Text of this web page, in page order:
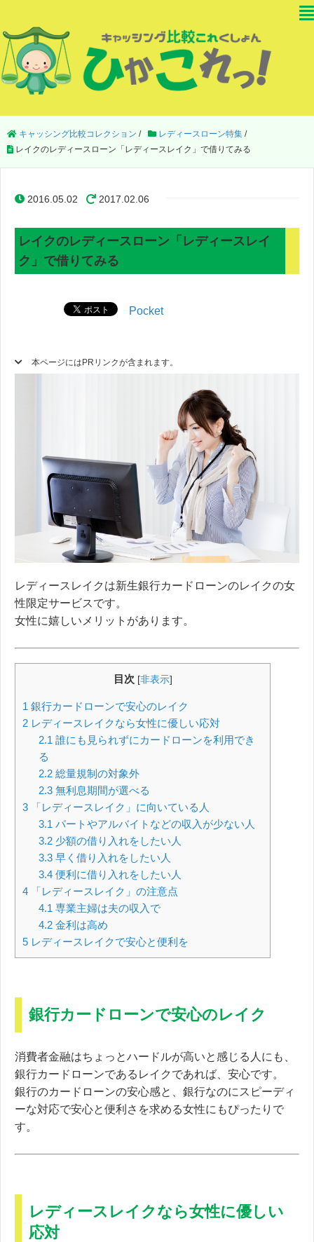
キャッシング比較コレクション / レディースローン特集 /
レイクのレディースローン「レディースレイク」で借りてみる
2016.05.02 2017.02.06
レイクのレディースローン「レディースレイ
ク」で借りてみる
Pocket
本ページにはPRリンクが含まれます。
レディースレイクは新生銀行カードローンのレイクの女
性限定サービスです。
女性に嬉しいメリットがあります。
目次 [非表示]
1 銀行カードローンで安心のレイク
2 レディースレイクなら女性に優しい応対
2.1 誰にも見られずにカードローンを利用でき
る
2.2総量規制の対象外
2.3無利息期間が選べる
3 「レディースレイク」に向いている人
3.1 パートやアルバイトなどの収入が少ない人
3.2少額の借り入れをしたい人
3.3早く借り入れをしたい人
3.4便利に借り入れをしたい人
4 「レディースレイク」の注意点
4.1 専業主婦は夫の収入で
4.2金利は高め
5 レディースレイクで安心と便利を
銀行カードローンで安心のレイク
消費者金融はちょっとハードルが高いと感じる人にも、
銀行カードローンであるレイクであれば、安心です。
銀行のカードローンの安心感と、銀行なのにスピーディ
ーな対応で安心と便利さを求める女性にもぴったりで
す。
レディースレイクなら女性に優しい
応対